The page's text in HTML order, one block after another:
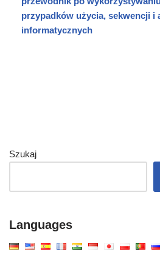
przypadków użycia, sekwencji i
informatycznych
Szukaj
Languages